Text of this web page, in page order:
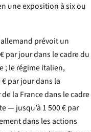
une exposition à six ou
prévoit un
par jour dans le cadre du
; le régime italien,
par jour dans la
la France dans le cadre
— jusqu’à 1 500 € par
dans les actions